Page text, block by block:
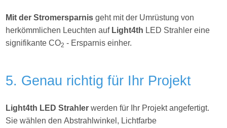
Mit der Stromersparnis geht mit der Umrüstung von
herkömmlichen Leuchten auf Light4th LED Strahler eine
signifikante CO2 - Ersparnis einher.
5. Genau richtig für Ihr Projekt
Light4th LED Strahler werden für Ihr Projekt angefertigt.
Sie wählen den Abstrahlwinkel, Lichtfarbe